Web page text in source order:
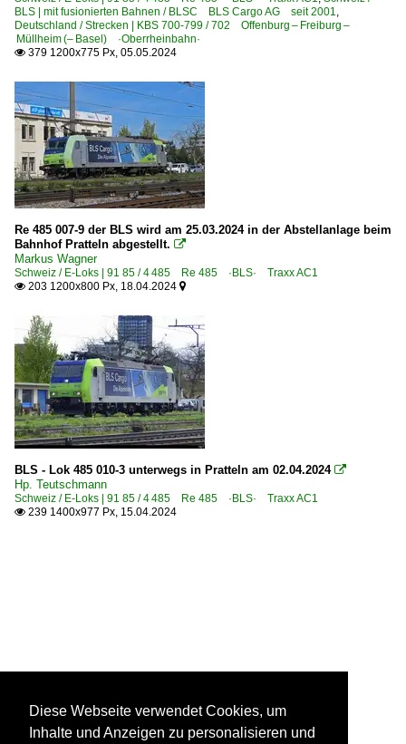
BLS | mit fusionierten Bahnen / BLSC BLS Cargo AG seit 2001,
Deutschland / Strecken | KBS 700-799 / 702 Offenburg – Freiburg –
Müllheim (– Basel) ·Oberrheinbahn·
 379 1200x775 Px, 05.05.2024
Re 485 007-9 der BLS wird am 25.03.2024 in der Abstellanlage beim
Bahnhof Pratteln abgestellt. 
Markus Wagner
Schweiz / E-Loks | 91 85 / 4 485 Re 485 ·BLS· Traxx AC1
 203 1200x800 Px, 18.04.2024 
BLS - Lok 485 010-3 unterwegs in Pratteln am 02.04.2024 
Hp. Teutschmann
Schweiz / E-Loks | 91 85 / 4 485 Re 485 ·BLS· Traxx AC1
 239 1400x977 Px, 15.04.2024
Diese Webseite verwendet Cookies, um
Inhalte und Anzeigen zu personalisieren und